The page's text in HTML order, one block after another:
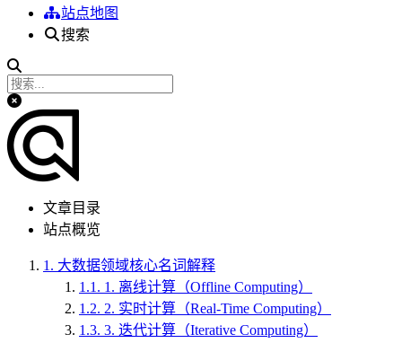
站点地图
搜索
文章目录
站点概览
1. 大数据领域核心名词解释
1.1. 1. 离线计算（Offline Computing）
1.2. 2. 实时计算（Real-Time Computing）
1.3. 3. 迭代计算（Iterative Computing）